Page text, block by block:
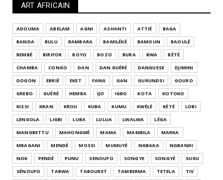
ART AFRICAIN
ADOUMA ABELAM AGNI ASHANTI ATTIÉ
BAGA
BANDA
BULU BAMBARA BAMILÉKÉ BAMOUN
BAOULÉ
BEMBÉ
BIRIFOR BOYO BOZO BURA BWA
BÉTÉ
CHAMBA
CONGO DAN DAN GUÉRÉ DANGUESE
DJIMINI
DOGON
EBRIÉ EKET FANG GAN GURUNDSI
GOURO
GREBO
GUÉRÉ HEMBA IJO IGBO KOTA
KOTOKO
KISSI
KRAN KROU KUBA KUMU KWÉLÉ KÉTÉ
LOBI
LENGOLA
LIGBI LUBA LULUA LWALWA
LÉGA
MANGBETTU
MAHONGWÉ MAMA MAMBILA
MARKA
MBAGANI
MENDÉ MOSSI MUMUYÉ NGBAKA
NGBANDI
NOK
PENDÉ PUNU SENOUFO SONGYE SONGYÉ
SUKU
SÉNOUFO
TABWA TABOURET TAMBERMA TETELA
TIV